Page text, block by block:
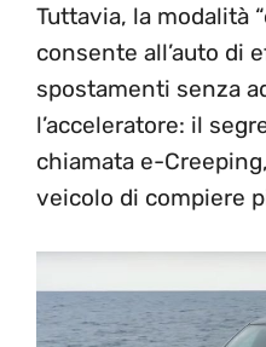
Tuttavia, la modalità
consente all’auto di
spostamenti senza
l’acceleratore: il
chiamata e-
veicolo di compiere